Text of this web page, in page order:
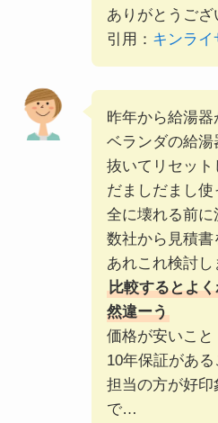
ありがとうござ
引用： キンライ
昨年から給湯器
ベランダの給
抜いてリセット
だましだまし
全に壊れる前に
数社から見積書
あれこれ検討し
比較するとよ
然違ーう
価格が安いこと
10年保証がある
担当の方が好
で…